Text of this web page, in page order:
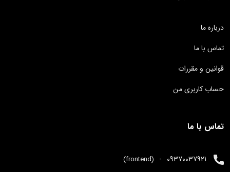
درباره ما
تماس با ما
قوانین و مقررات
حساب کاربری من
تماس با ما
09370037921
-
(frontend)